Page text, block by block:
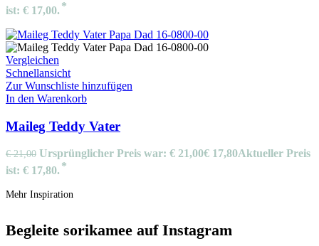
ist: € 17,00.
Vergleichen
Schnellansicht
Zur Wunschliste hinzufügen
In den Warenkorb
Maileg Teddy Vater
€21,00 Ursprünglicher Preis war: € 21,00€ 17,80Aktueller Preis
ist: € 17,80.
Mehr Inspiration
Begleite sorikamee auf Instagram